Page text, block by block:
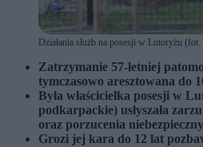
Działania służb na posesji w Lutoryżu
Zatrzymanie 57-letniej
tymczasowo aresztowana do
Była właścicielka posesji w
podkarpackie) usłyszała
oraz porzucenia
Grozi jej kara do 12 lat